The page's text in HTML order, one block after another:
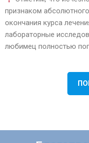
признаком
окончания курса
лабораторные
любимец полностью